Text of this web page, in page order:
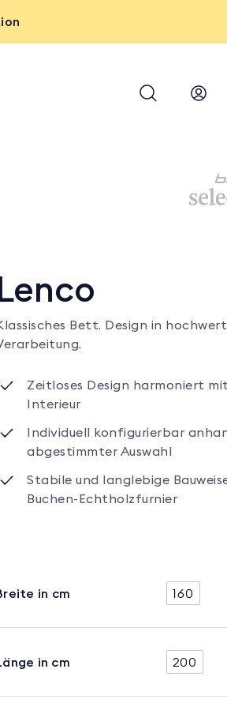
Bett. Design in
Zeitloses Design harmoniert
Interieur
Individuell konfigurierbar
abgestimmter Auswahl
Stabile und langlebige
Buchen-Echtholzfurnier
in cm 160
in cm 200